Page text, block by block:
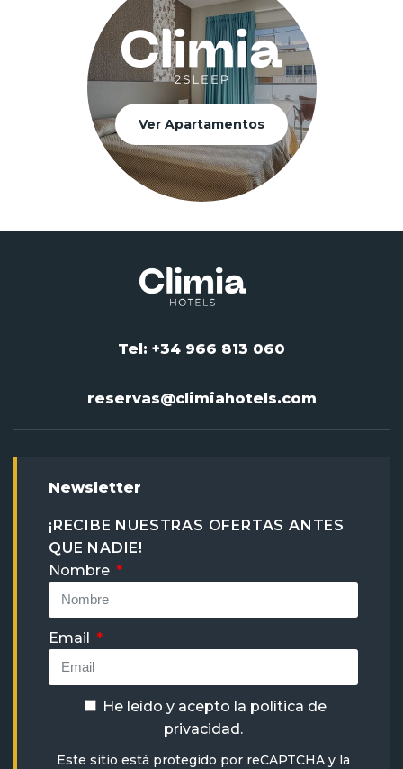
Ver Apartamentos
Tel: +34 966 813 060
reservas@climiahotels.com
Newsletter
¡RECIBE NUESTRAS OFERTAS ANTES
QUE NADIE!
Nombre
Email
He leído y acepto la política de
privacidad.
Este sitio está protegido por reCAPTCHA y la